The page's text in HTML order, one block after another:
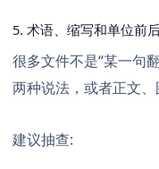
5. 术语、缩写和单位前
很多文件不是“某一句
两种说法，或者正文、
建议抽查: